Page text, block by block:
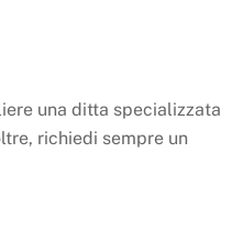
una ditta specializzata
richiedi sempre un